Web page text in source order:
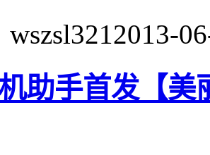
2013-
助手首发【